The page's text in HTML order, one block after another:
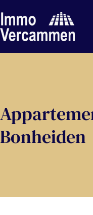
Bonheiden